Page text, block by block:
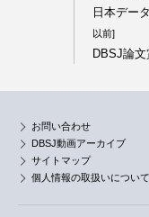
日本デー
以前]
DBSJ論文
お問い合わせ
DBSJ動画アーカイブ
サイトマップ
個人情報の取扱いについて